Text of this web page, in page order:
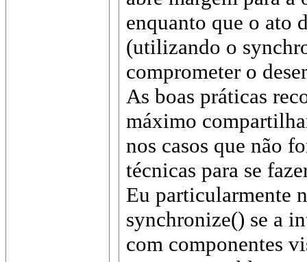
enquanto que o ato
(utilizando o
comprometer o
As boas práticas
máximo
nos casos que não
técnicas para se
Eu particularmente
synchronize() se a
com componentes